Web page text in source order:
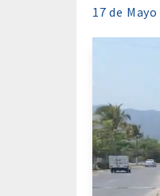
17 de Mayo